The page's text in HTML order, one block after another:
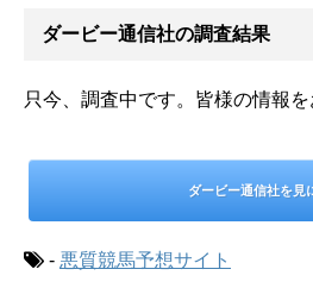
ダービー通信社の調査結果
只今、調査中です。皆様の情報を
ダービー通信社を見
- 悪質競馬予想サイト